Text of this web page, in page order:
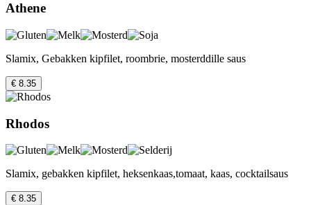
Athene
Slamix, Gebakken kipfilet, roombrie, mosterddille saus
€ 8.35
Rhodos
Slamix, gebakken kipfilet, heksenkaas,tomaat, kaas, cocktailsaus
€ 8.35